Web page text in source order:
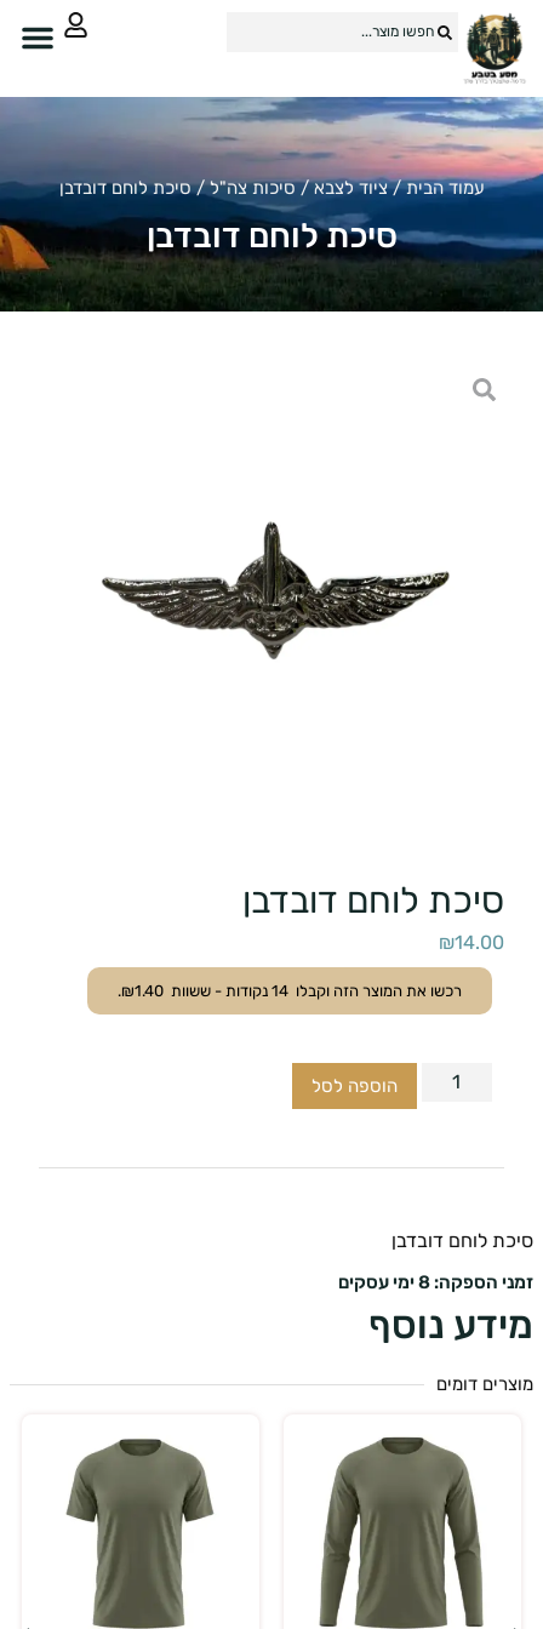
עמוד הבית/ציוד לצבא/סיכות צה"ל/ סיכת לוחם דובדבן
סיכת לוחם דובדבן
סיכת לוחם דובדבן
₪14.00
רכשו את המוצר הזה וקבלו14נקודות - ששוות ₪ 1.40
.
הוספה לסל
לוחם דובדבן
8 ימי עסקים
נוסף
דומים